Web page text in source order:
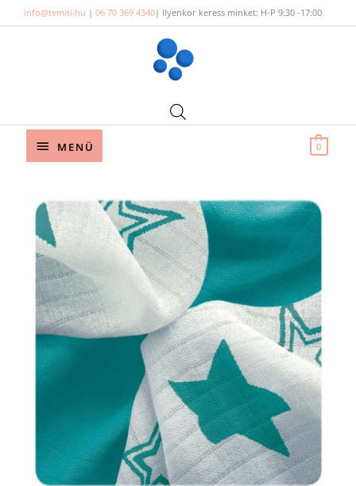
to
info@temiti.hu | 06 70 369 4340| Ilyenkor keress minket: H-P 9:30 -17:00
Below
MENÜ 0